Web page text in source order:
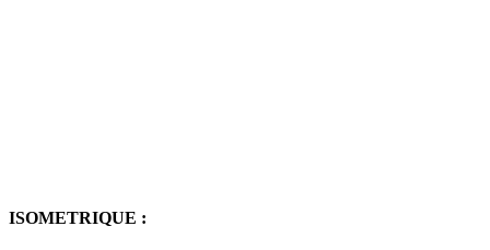
ISOMETRIQUE :